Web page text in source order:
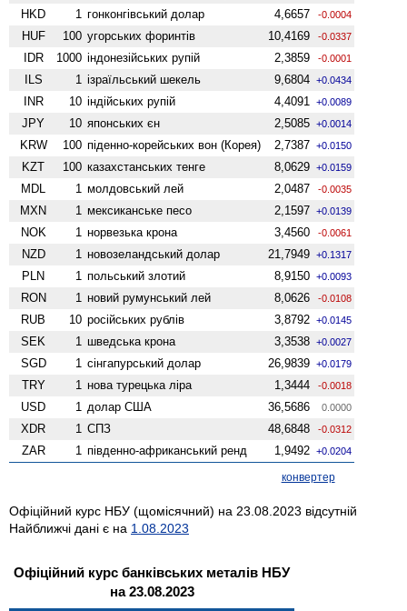
HKD 1 гонконгівський долар 4,6657 -0.0004
HUF 100 угорських форинтів 10,4169 -0.0337
IDR 1000 індонезійських рупій 2,3859 -0.0001
ILS 1 ізраїльський шекель 9,6804 +0.0434
INR 10 індійських рупій 4,4091 +0.0089
JPY 10 японських єн 2,5085 +0.0014
KRW 100 піденно-корейських вон (Корея) 2,7387 +0.0150
KZT 100 казахстанських тенге 8,0629 +0.0159
MDL 1 молдовський лей 2,0487 -0.0035
MXN 1 мексиканське песо 2,1597 +0.0139
NOK 1 норвезька крона 3,4560 -0.0061
NZD 1 ново­зеландський долар 21,7949 +0.1317
PLN 1 польський злотий 8,9150 +0.0093
RON 1 новий румунський лей 8,0626 -0.0108
RUB 10 російських рублів 3,8792 +0.0145
SEK 1 шведська крона 3,3538 +0.0027
SGD 1 сінгапурський долар 26,9839 +0.0179
TRY 1 нова турецька ліра 1,3444 -0.0018
USD 1 долар США 36,5686 0.0000
XDR 1 СПЗ 48,6848 -0.0312
ZAR 1 південно-африканський ренд 1,9492 +0.0204
конвертер
Офіційний курс НБУ (щомісячний) на 23.08.2023 відсутній
Найближчі дані є на 1.08.2023
Офіційний курс банківських металів НБУ
на 23.08.2023